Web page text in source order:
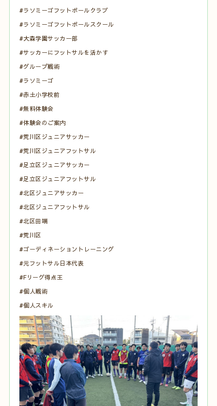
#ラソミーゴフットボールクラブ
#ラソミーゴフットボールスクール
#大森学園サッカー部
#サッカーにフットサルを活かす
#グループ戦術
#ラソミーゴ
#赤土小学校前
#無料体験会
#体験会のご案内
#荒川区ジュニアサッカー
#荒川区ジュニアフットサル
#足立区ジュニアサッカー
#足立区ジュニアフットサル
#北区ジュニアサッカー
#北区ジュニアフットサル
#北区田端
#荒川区
#ゴーディネーショントレーニング
#元フットサル日本代表
#Fリーグ得点王
#個人戦術
#個人スキル